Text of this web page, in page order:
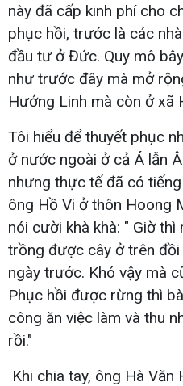
này đã cấp kinh phí cho
phục hồi, trước là các
đầu tư ở Đức. Quy mô
như trước đây mà mở
Hướng Linh mà còn ở xã
Tôi hiểu để thuyết phục
ở nước ngoài ở cả Á lẫn
nhưng thực tế đã có
ông Hồ Vi ở thôn Hoong
nói cười khà khà: " Giờ
trồng được cây ở trên
ngày trước. Khó vậy mà
Phục hồi được rừng thì
công ăn việc làm và thu
rồi."
Khi chia tay, ông Hà